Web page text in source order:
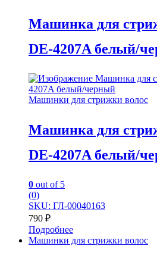
Машинка для
DE-4207A белый/
Машинки для стрижки волос
Машинка для
DE-4207A белый/
0 out of 5
(0)
SKU: ГЛ-00040163
790 ₽
Подробнее
Машинки для стрижки волос